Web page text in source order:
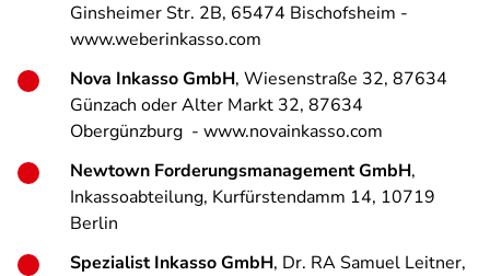
Ginsheimer Str. 2B, 65474 Bischofsheim -
www.weberinkasso.com
Nova Inkasso GmbH, Wiesenstraße 32, 87634
Günzach oder Alter Markt 32, 87634
Obergünzburg - www.novainkasso.com
Newtown Forderungsmanagement GmbH,
Inkassoabteilung, Kurfürstendamm 14, 10719
Berlin
Spezialist Inkasso GmbH, Dr. RA Samuel Leitner,